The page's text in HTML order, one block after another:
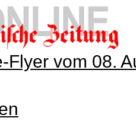
Flyer vom 08.